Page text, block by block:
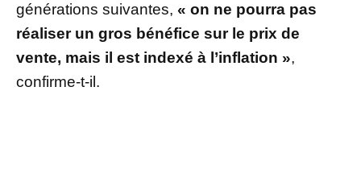
générations suivantes, « on ne pourra pas
réaliser un gros bénéfice sur le prix de
vente, mais il est indexé à l’inflation »,
confirme-t-il.